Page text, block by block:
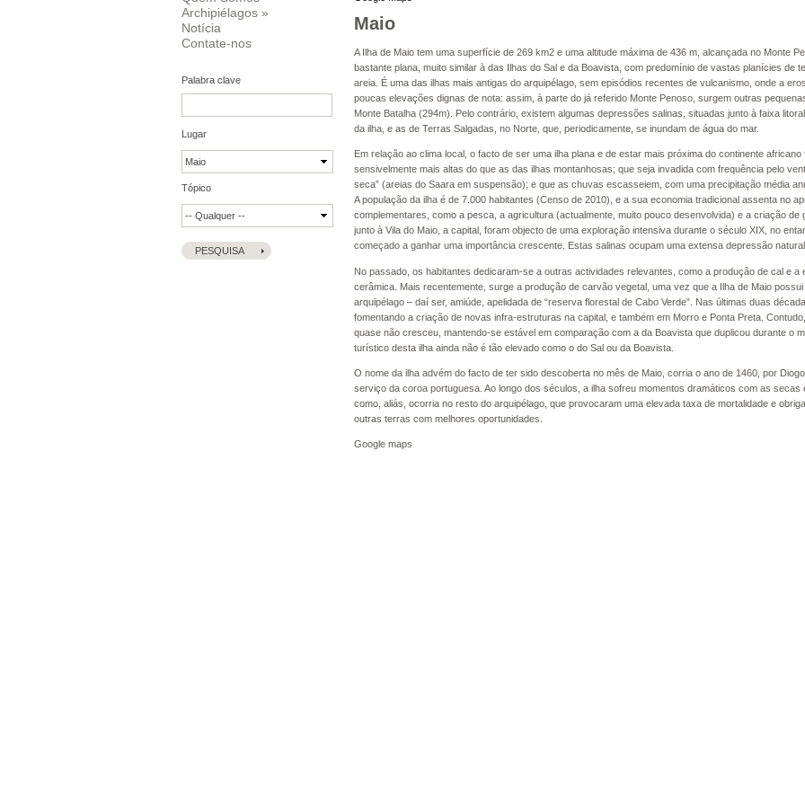
Archipiélagos »
Notícia
Contate-nos
Palabra clave
Lugar
Tópico
Maio
A Ilha de Maio tem uma superfície de 269 km2 e uma altitude máxima de 436 m, alcançada no Monte
bastante plana, muito similar à das Ilhas do Sal e da Boavista, com predomínio de vastas planícies de
areia. É uma das ilhas mais antigas do arquipélago, sem episódios recentes de vulcanismo, onde a
poucas elevações dignas de nota: assim, à parte do já referido Monte Penoso, surgem outras
Monte Batalha (294m). Pelo contrário, existem algumas depressões salinas, situadas junto à faixa
da ilha, e as de Terras Salgadas, no Norte, que, periodicamente, se inundam de água do mar.
Em relação ao clima local, o facto de ser uma ilha plana e de estar mais próxima do continente
sensivelmente mais altas do que as das ilhas montanhosas; que seja invadida com frequência pelo
seca” (areias do Saara em suspensão); e que as chuvas escasseiem, com uma precipitação média
A população da ilha é de 7.000 habitantes (Censo de 2010), e a sua economia tradicional assenta no
complementares, como a pesca, a agricultura (actualmente, muito pouco desenvolvida) e a criação de
junto à Vila do Maio, a capital, foram objecto de uma exploração intensiva durante o século XIX, no
começado a ganhar uma importância crescente. Estas salinas ocupam uma extensa depressão
No passado, os habitantes dedicaram-se a outras actividades relevantes, como a produção de cal e
cerâmica. Mais recentemente, surge a produção de carvão vegetal, uma vez que a Ilha de Maio
arquipélago – daí ser, amiúde, apelidada de “reserva florestal de Cabo Verde”. Nas últimas duas
fomentando a criação de novas infra-estruturas na capital, e também em Morro e Ponta Preta.
quase não cresceu, mantendo-se estável em comparação com a da Boavista que duplicou durante o
turístico desta ilha ainda não é tão elevado como o do Sal ou da Boavista.
O nome da ilha advém do facto de ter sido descoberta no mês de Maio, corria o ano de 1460, por
serviço da coroa portuguesa. Ao longo dos séculos, a ilha sofreu momentos dramáticos com as secas
como, aliás, ocorria no resto do arquipélago, que provocaram uma elevada taxa de mortalidade e
outras terras com melhores oportunidades.
Google maps